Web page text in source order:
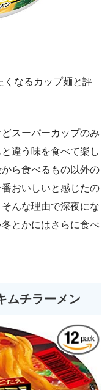
くなるカップ麺と評
スーパーカップのみ
違う味を食べて楽し
ら食べるもの以外の
おいしいと感じたの
んな理由で深夜にな
とかにはさらに食べ
ムチラーメン